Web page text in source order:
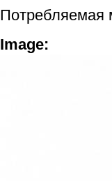
Потребляемая
Image: